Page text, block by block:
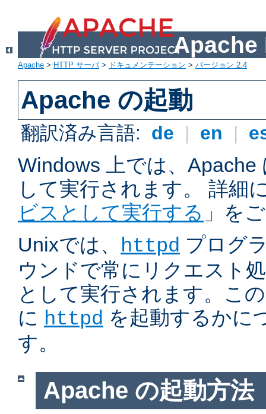
Apache
Apache > HTTP サーバ> ドキュメンテーション > バージョン 2.4
Apache の起動
翻訳済み言語: de | en |
Windows 上では、
して実行されます。 詳細
ビスとして実行する 」を
Unixでは、 httpd プログ
ウンドで常にリクエスト
として実行されます。こ
に httpd を起動するかに
す。
Apache の起動方法